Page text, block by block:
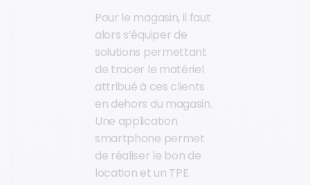
Pour le magasin, il faut
alors s’équiper de
solutions permettant
de tracer le matériel
attribué à ces clients
en dehors du magasin.
Une application
smartphone permet
de réaliser le bon de
location et un TPE